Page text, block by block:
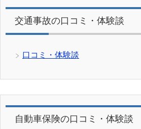
交通事故の口コミ・体験談
口コミ・体験談
自動車保険の口コミ・体験談